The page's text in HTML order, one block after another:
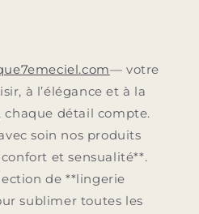
— votre
à l’élégance et à la
chaque détail compte.
soin nos produits
et sensualité**.
de **lingerie
sublimer toutes les